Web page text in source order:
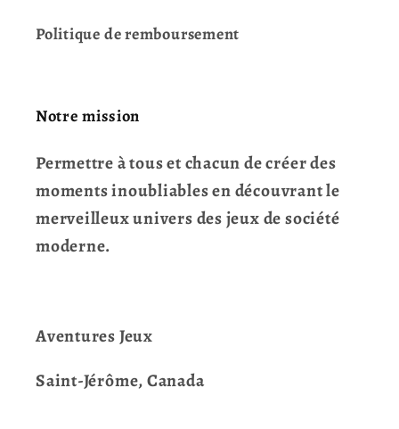
Politique de remboursement
Notre mission
Permettre à tous et chacun de créer des
moments inoubliables en découvrant le
merveilleux univers des jeux de société
moderne.
Aventures Jeux
Saint-Jérôme, Canada